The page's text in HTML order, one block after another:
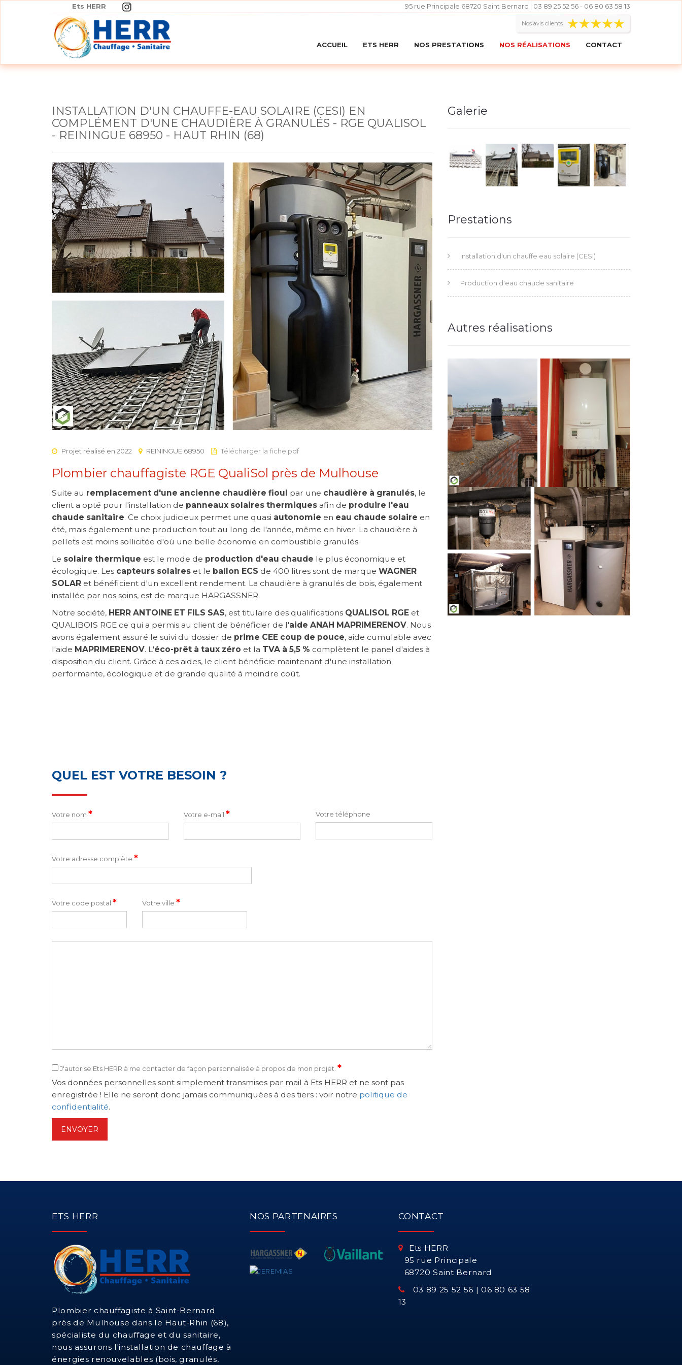
Ets HERR 95 rue Principale 68720 Saint Bernard | 03 89 25 52 56 - 06 80 63 58 13
Nos avis clients
ACCUEIL ETS HERR NOS PRESTATIONS NOS RÉALISATIONS CONTACT
INSTALLATION D'UN CHAUFFE-EAU SOLAIRE (CESI) EN
COMPLÉMENT D'UNE CHAUDIÈRE À GRANULÉS - RGE QUALISOL
- REININGUE 68950 - HAUT RHIN (68)
Projet réalisé en 2022 REININGUE 68950 Télécharger la fiche pdf
Plombier chauffagiste RGE QualiSol près de Mulhouse
Suite au remplacement d'une ancienne chaudière fioul par une chaudière à granulés, le
client a opté pour l'installation de panneaux solaires thermiques afin de produire l'eau
chaude sanitaire. Ce choix judicieux permet une quasi autonomie en eau chaude solaire en
été, mais également une production tout au long de l'année, même en hiver. La chaudière à
pellets est moins sollicitée d'où une belle économie en combustible granulés.
Le solaire thermique est le mode de production d'eau chaude le plus économique et
écologique. Les capteurs solaires et le ballon ECS de 400 litres sont de marque WAGNER
SOLAR et bénéficient d'un excellent rendement. La chaudière à granulés de bois, également
installée par nos soins, est de marque HARGASSNER.
Notre société, HERR ANTOINE ET FILS SAS, est titulaire des qualifications QUALISOL RGE et
QUALIBOIS RGE ce qui a permis au client de bénéficier de l'aide ANAH MAPRIMERENOV. Nous
avons également assuré le suivi du dossier de prime CEE coup de pouce, aide cumulable avec
l'aide MAPRIMERENOV. L'éco-prêt à taux zéro et la TVA à 5,5 % complètent le panel d'aides à
disposition du client. Grâce à ces aides, le client bénéficie maintenant d'une installation
performante, écologique et de grande qualité à moindre coût.
QUEL EST VOTRE BESOIN ?
Votre nom * Votre e-mail * Votre téléphone
Votre adresse complète *
Votre code postal * Votre ville *
J'autorise Ets HERR à me contacter de façon personnalisée à propos de mon projet. *
Vos données personnelles sont simplement transmises par mail à Ets HERR et ne sont pas
enregistrée ! Elle ne seront donc jamais communiquées à des tiers : voir notre politique de
confidentialité.
ENVOYER
Galerie
Prestations
Installation d'un chauffe eau solaire (CESI)
Production d'eau chaude sanitaire
Autres réalisations
ETS HERR
Plombier chauffagiste à Saint-Bernard
près de Mulhouse dans le Haut-Rhin (68),
spécialiste du chauffage et du sanitaire,
nous assurons l'installation de chauffage à
énergies renouvelables (bois, granulés,
NOS PARTENAIRES CONTACT
Ets HERR
95 rue Principale
68720 Saint Bernard
03 89 25 52 56 | 06 80 63 58
13
Panneau de gestion des cookies